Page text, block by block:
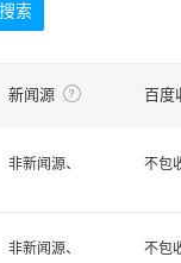
新闻源 百度
非新闻源、 不包
非新闻源、 不包